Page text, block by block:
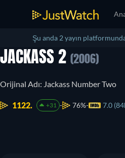
Şu anda 2 yayın
JACKASS 2 (2006)
Orijinal Adı: Jackass Number Two
1122. +31 76% 7.0